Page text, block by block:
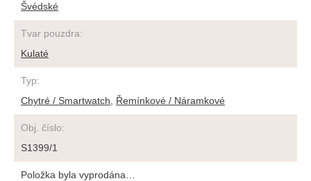
Švédské
Tvar pouzdra:
Kulaté
Typ:
Chytré / Smartwatch
Řemínkové / Náramkové
Obj. číslo:
S1399/1
Položka byla vyprodána…